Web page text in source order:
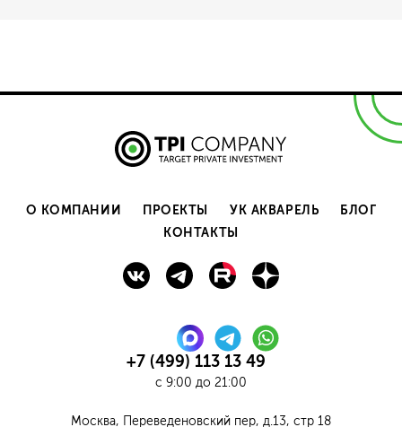
О КОМПАНИИ ПРОЕКТЫ УК АКВАРЕЛЬ
БЛОГ
КОНТАКТЫ
+7 (499) 113 13 49
с 9:00 до 21:00
Москва, Переведеновский пер, д.13, стр 18